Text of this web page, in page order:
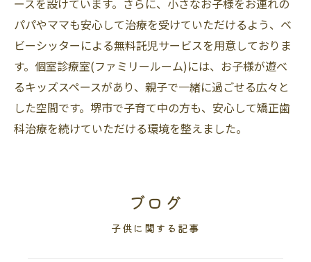
パパやママも安心して治療を受けていただけるよう、ベ
ビーシッターによる無料託児サービスを用意しておりま
す。個室診療室(ファミリールーム)には、お子様が遊べ
るキッズスペースがあり、親子で一緒に過ごせる広々と
した空間です。堺市で子育て中の方も、安心して矯正歯
科治療を続けていただける環境を整えました。
ブログ
子供に関する記事